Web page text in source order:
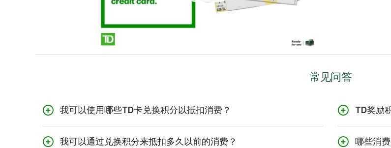
常见问答
我可以使用哪些TD卡兑换积分以抵扣消费？
您可以使用TD奖励积分来偿还下列卡的账户余额：
TD至尊旅行Visa*无限卡
我可以通过兑换积分来抵扣多久以前的消费？
TD奖励
最低兑换价
旅行消费：
哪些消